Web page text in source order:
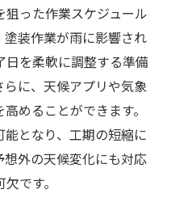
った作業スケジュール
装作業が雨に影響され
日を柔軟に調整する準備
に、天候アプリや気象
めることができます。
となり、工期の短縮に
外の天候変化にも対応
です。